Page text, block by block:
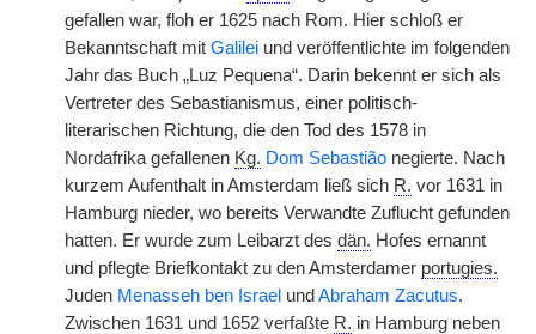
gefallen war, floh er 1625 nach Rom. Hier schloß er
Bekanntschaft mit Galilei und veröffentlichte im folgenden
Jahr das Buch „Luz Pequena“. Darin bekennt er sich als
Vertreter des Sebastianismus, einer politisch-
literarischen Richtung, die den Tod des 1578 in
Nordafrika gefallenen Kg. Dom Sebastião negierte. Nach
kurzem Aufenthalt in Amsterdam ließ sich R. vor 1631 in
Hamburg nieder, wo bereits Verwandte Zuflucht gefunden
hatten. Er wurde zum Leibarzt des dän. Hofes ernannt
und pflegte Briefkontakt zu den Amsterdamer portugies.
Juden Menasseh ben Israel und Abraham Zacutus.
Zwischen 1631 und 1652 verfaßte R. in Hamburg neben